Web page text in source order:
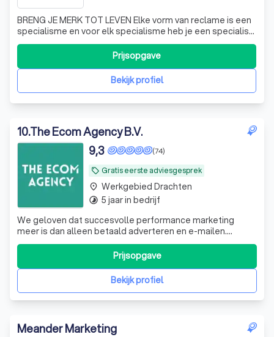
BRENG JE MERK TOT LEVEN Elke vorm van reclame is een
specialisme en voor elk specialisme heb je een specialist
nodig. Tenminste, zo zien wij dat. Daarom doet iedereen
binnen de Nulvijf reclamegroep waar hij of zij goed in is.
We doen alleen nog iets extra’s: wij laten onze
specialisten met elkaarBekijk profiel
Prijsopgave
10.The Ecom Agency B.V.
local_offer Gratis eerste adviesgesprek
(74)
9,3
We geloven dat succesvolle performance marketing
meer is dan alleen betaald adverteren en e-mailen.
Daarom gaan we verder: we zijn niet alleen uitvoerders,
maar adviseurs die meedenken met alle facetten van je
bedrijf. Met onze Beyond Paid Advertising methode
helpen wij ambitieuze bedrijven groeien
Bekijk profiel
Prijsopgave
place Werkgebied Drachten
timelapse 5 jaar in bedrijf
Meander Marketing